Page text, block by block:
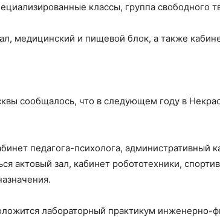
классы, группа свободного
медицинский и пищевой блок, а также
сообщалось, что в следующем году в
педагога-психолога,
актовый зал, кабинет робототехники,
лабораторный практикум инженерно-